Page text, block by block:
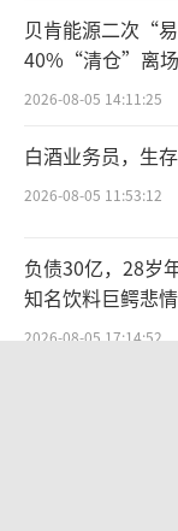
截至目前
已先后培育了
茶事、葡萄
茗、FEEL、
系列品牌产品
贝肯能源二次“
40%“清仓”离场
宏科百世拟入主
2026-08-05 14:11:25
白酒业务员，生
2026-08-05 11:53:12
负债30亿，28岁
知名饮料巨鳄悲情
2026-08-05 17:14:52